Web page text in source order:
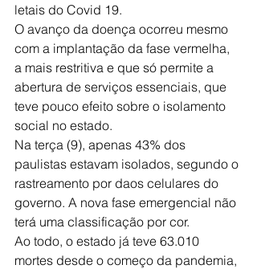
letais do Covid 19.
O avanço da doença ocorreu mesmo
com a implantação da fase vermelha,
a mais restritiva e que só permite a
abertura de serviços essenciais, que
teve pouco efeito sobre o isolamento
social no estado.
Na terça (9), apenas 43% dos
paulistas estavam isolados, segundo o
rastreamento por daos celulares do
governo. A nova fase emergencial não
terá uma classificação por cor.
Ao todo, o estado já teve 63.010
mortes desde o começo da pandemia,